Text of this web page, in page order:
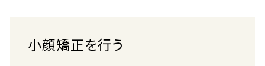
小顔矯正を行う